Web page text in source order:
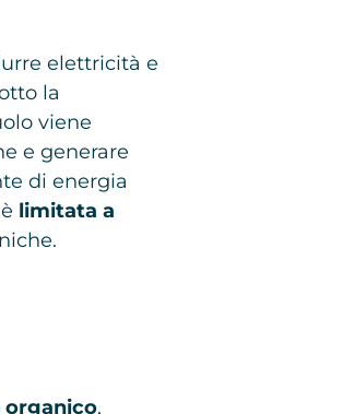
elettricità e
la
viene
e generare
di energia
limitata a
organico,